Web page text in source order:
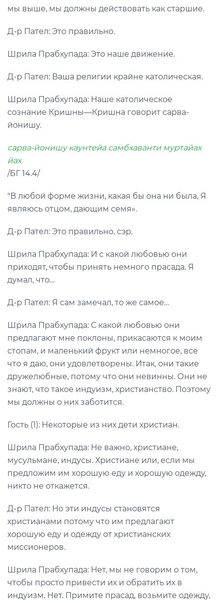
мы выше, мы должны действовать как старшие.
Д-р Пател: Это правильно.
Шрила Прабхупада: Это наше движение.
Д-р Пател: Ваша религии крайне католическая.
Шрила Прабхупада: Наше католическое
сознание Кришны—Кришна говорит сарва-
йонишу.
сарва-йонишу каунтейа самбхаванти муртайах
йах
/БГ 14.4/
"В любой форме жизни, какая бы она ни была, Я
являюсь отцом, дающим семя».
Д-р Пател: Это правильно, сэр.
Шрила Прабхупада: И с какой любовью они
приходят, чтобы принять немного прасада. Я
думал, что…
Д-р Пател: Я сам замечал, то же самое…
Шрила Прабхупада: С какой любовью они
предлагают мне поклоны, прикасаются к моим
стопам, и маленький фрукт или немногое, всё
что я даю, они удовлетворены. Итак, они такие
дружелюбные, потому что они невинны. Они не
знают, что такое индуизм, христианство. Поэтому
мы должны о них заботится.
Гость (1): Некоторые из них дети христиан.
Шрила Прабхупада: Не важно, христиане,
мусульмане, индусы. Христиане или, если мы
предложим им хорошую еду и хорошую одежду,
никто не откажется.
Д-р Пател: Но эти индусы становятся
христианами потому что им предлагают
хорошую еду и одежду от христианских
миссионеров.
Шрила Прабхупада: Нет, мы не говорим о том,
чтобы просто привести их и обратить их в
индуизм. Нет. Примите прасад, возьмите одежду,